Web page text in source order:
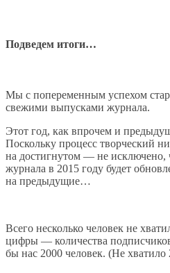
Подведем итоги…
Мы с попеременным успехом
свежими выпусками журнала.
Этот год, как впрочем и
Поскольку процесс творческий
на достигнутом — не
журнала в 2015 году будет
на предыдущие…
Всего несколько человек не
цифры — количества
бы нас 2000 человек. (Не хватило